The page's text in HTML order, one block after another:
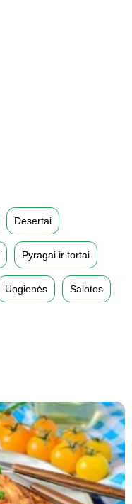
Desertai
Pyragai ir tortai
Uogienės Salotos